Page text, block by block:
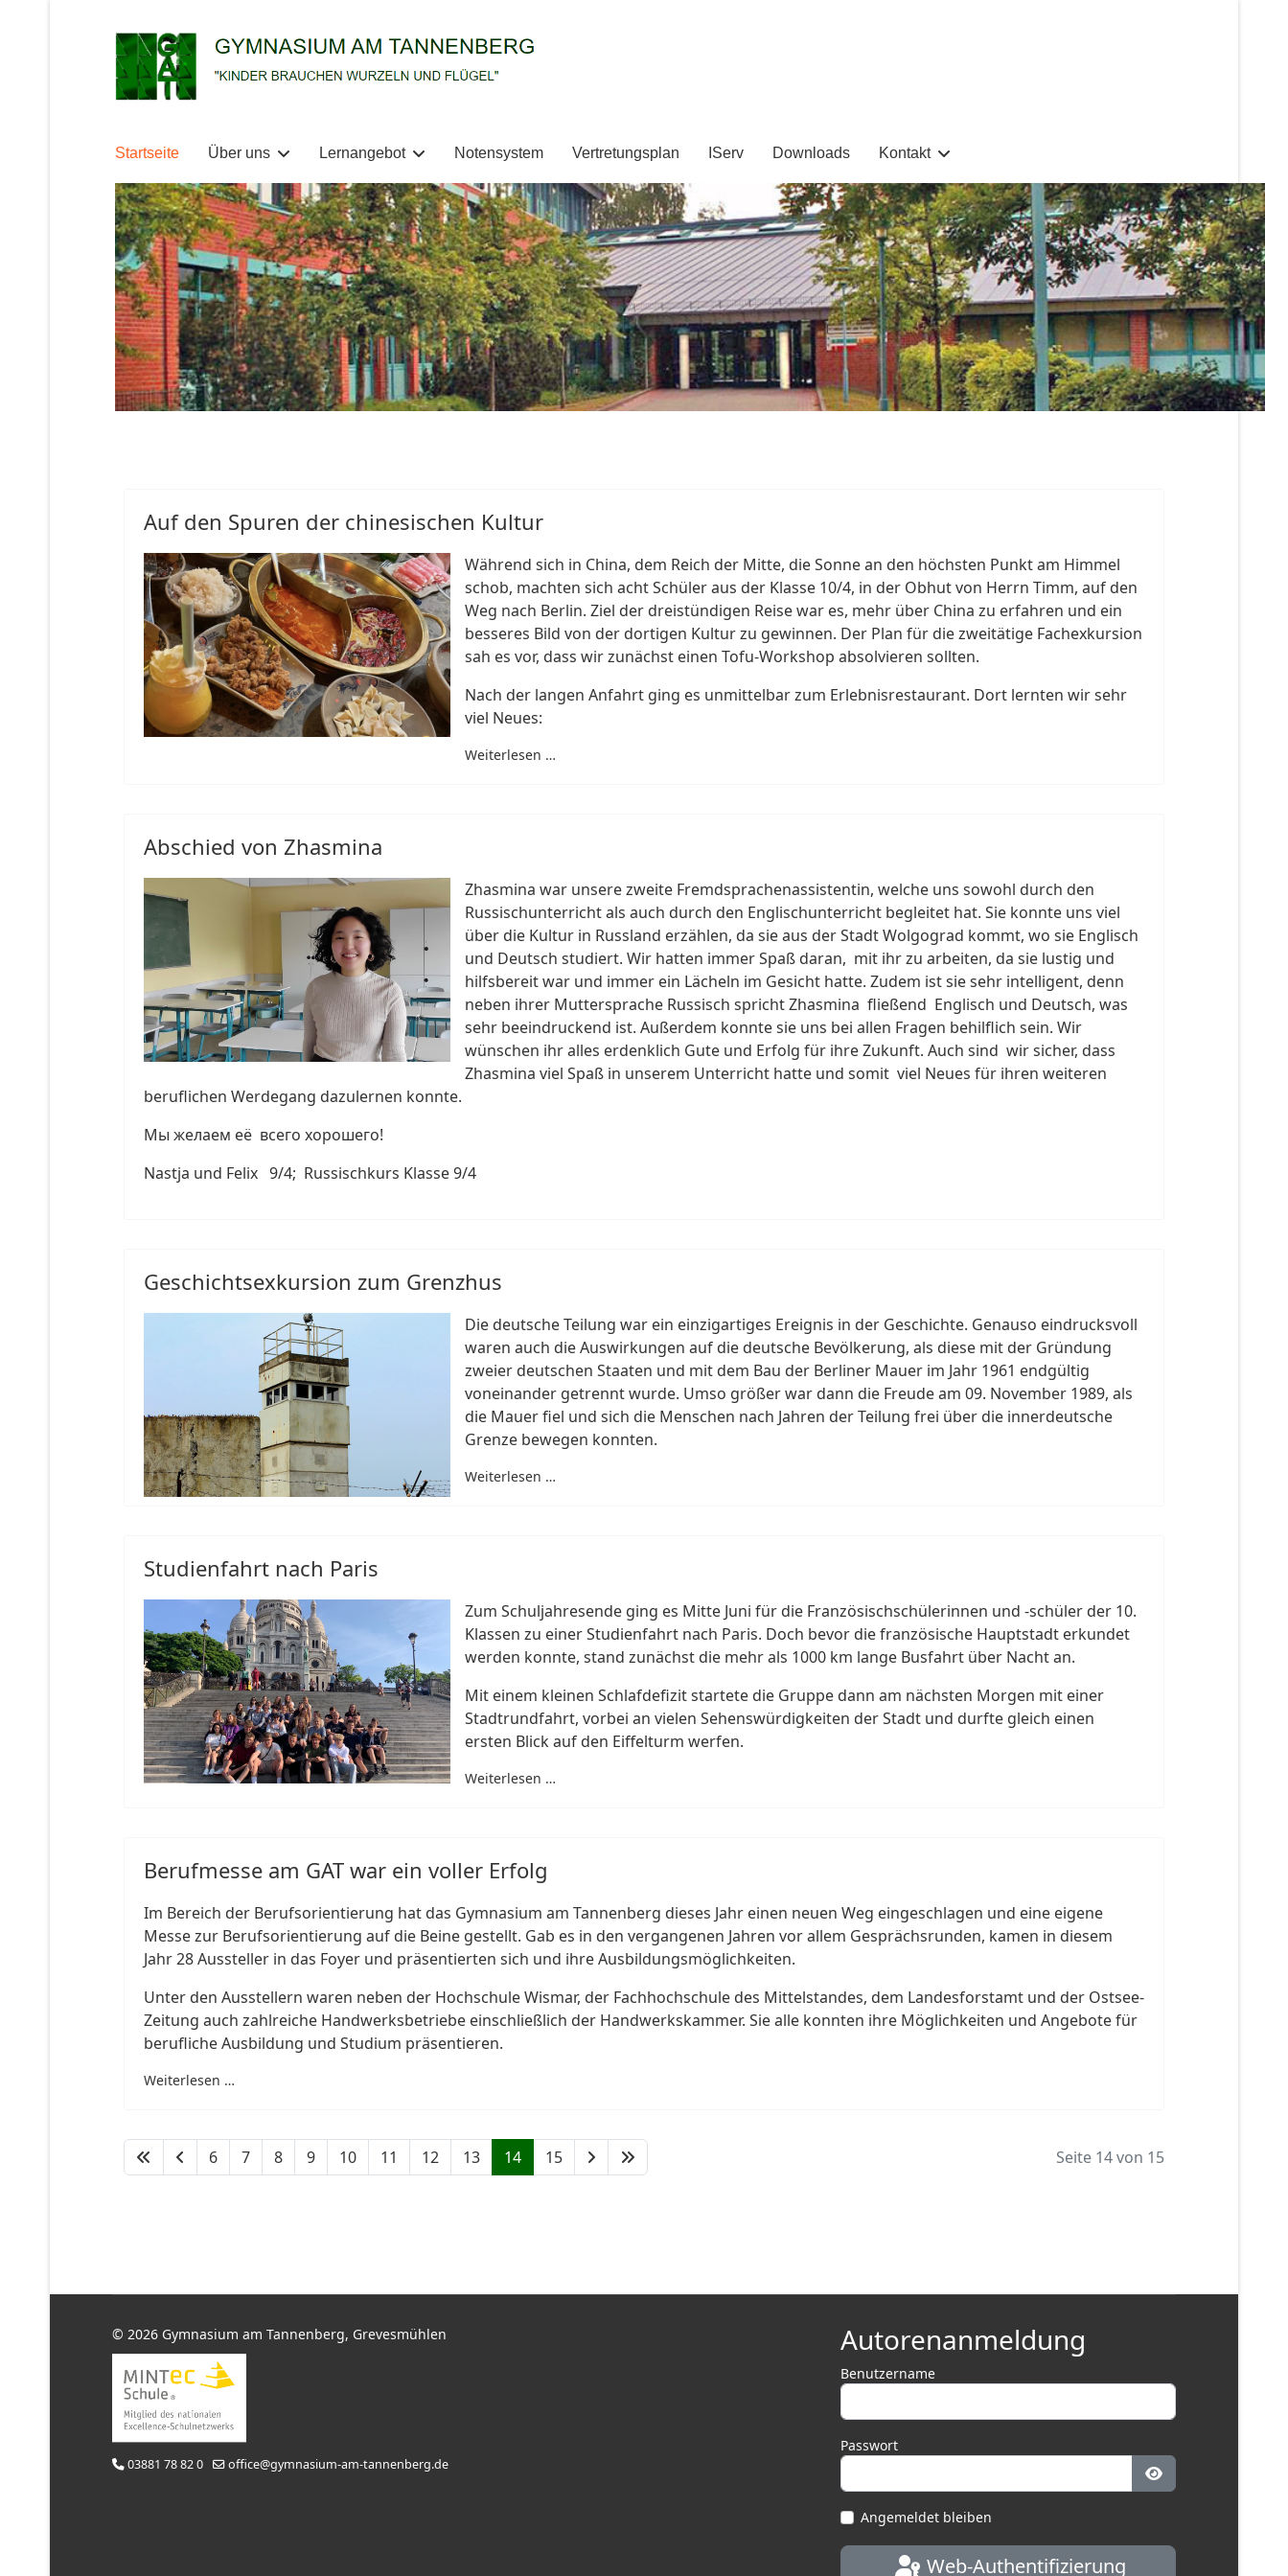
Startseite Über uns Lernangebot Notensystem Vertretungsplan IServ Downloads Kontakt
Auf den Spuren der chinesischen Kultur
Während sich in China, dem Reich der Mitte, die Sonne an den höchsten Punkt am Himmel
schob, machten sich acht Schüler aus der Klasse 10/4, in der Obhut von Herrn Timm, auf den
Weg nach Berlin. Ziel der dreistündigen Reise war es, mehr über China zu erfahren und ein
besseres Bild von der dortigen Kultur zu gewinnen. Der Plan für die zweitätige Fachexkursion
sah es vor, dass wir zunächst einen Tofu-Workshop absolvieren sollten.
Nach der langen Anfahrt ging es unmittelbar zum Erlebnisrestaurant. Dort lernten wir sehr
viel Neues:
Weiterlesen …
Abschied von Zhasmina
Zhasmina war unsere zweite Fremdsprachenassistentin, welche uns sowohl durch den
Russischunterricht als auch durch den Englischunterricht begleitet hat. Sie konnte uns viel
über die Kultur in Russland erzählen, da sie aus der Stadt Wolgograd kommt, wo sie Englisch
und Deutsch studiert. Wir hatten immer Spaß daran, mit ihr zu arbeiten, da sie lustig und
hilfsbereit war und immer ein Lächeln im Gesicht hatte. Zudem ist sie sehr intelligent, denn
neben ihrer Muttersprache Russisch spricht Zhasmina fließend Englisch und Deutsch, was
sehr beeindruckend ist. Außerdem konnte sie uns bei allen Fragen behilflich sein. Wir
wünschen ihr alles erdenklich Gute und Erfolg für ihre Zukunft. Auch sind wir sicher, dass
Zhasmina viel Spaß in unserem Unterricht hatte und somit viel Neues für ihren weiteren
beruflichen Werdegang dazulernen konnte.
Мы желаем её всего хорошего!
Nastja und Felix 9/4; Russischkurs Klasse 9/4
Geschichtsexkursion zum Grenzhus
Die deutsche Teilung war ein einzigartiges Ereignis in der Geschichte. Genauso eindrucksvoll
waren auch die Auswirkungen auf die deutsche Bevölkerung, als diese mit der Gründung
zweier deutschen Staaten und mit dem Bau der Berliner Mauer im Jahr 1961 endgültig
voneinander getrennt wurde. Umso größer war dann die Freude am 09. November 1989, als
die Mauer fiel und sich die Menschen nach Jahren der Teilung frei über die innerdeutsche
Grenze bewegen konnten.
Weiterlesen …
Studienfahrt nach Paris
Zum Schuljahresende ging es Mitte Juni für die Französischschülerinnen und -schüler der 10.
Klassen zu einer Studienfahrt nach Paris. Doch bevor die französische Hauptstadt erkundet
werden konnte, stand zunächst die mehr als 1000 km lange Busfahrt über Nacht an.
Mit einem kleinen Schlafdefizit startete die Gruppe dann am nächsten Morgen mit einer
Stadtrundfahrt, vorbei an vielen Sehenswürdigkeiten der Stadt und durfte gleich einen
ersten Blick auf den Eiffelturm werfen.
Weiterlesen …
Berufmesse am GAT war ein voller Erfolg
Im Bereich der Berufsorientierung hat das Gymnasium am Tannenberg dieses Jahr einen neuen Weg eingeschlagen und eine eigene
Messe zur Berufsorientierung auf die Beine gestellt. Gab es in den vergangenen Jahren vor allem Gesprächsrunden, kamen in diesem
Jahr 28 Aussteller in das Foyer und präsentierten sich und ihre Ausbildungsmöglichkeiten.
Unter den Ausstellern waren neben der Hochschule Wismar, der Fachhochschule des Mittelstandes, dem Landesforstamt und der Ostsee-
Zeitung auch zahlreiche Handwerksbetriebe einschließlich der Handwerkskammer. Sie alle konnten ihre Möglichkeiten und Angebote für
berufliche Ausbildung und Studium präsentieren.
Weiterlesen …
6 7 8 9 10 11 12 13 14 15 Seite 14 von 15
© 2026 Gymnasium am Tannenberg, Grevesmühlen
03881 78 82 0 office@gymnasium-am-tannenberg.de
Autorenanmeldung
Benutzername
Passwort
Passwort
Angemeldet bleiben
Web-Authentifizierung